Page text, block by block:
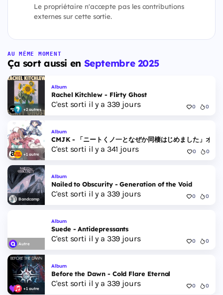
Le propriétaire n'accepte pas les contributions
externes sur cette sortie.
AU MÊME MOMENT
Ça sort aussi en Septembre 2025
+2 autres
Album
Rachel Kitchlew - Flirty Ghost
C'est sorti il y a 339 jours 0 0
+1 autre
Album
CMJK - 「ニートくノ一となぜか同棲はじめました」オリ
C'est sorti il y a 341 jours 0 0
Bandcamp
Album
Nailed to Obscurity - Generation of the Void
C'est sorti il y a 339 jours 0 0
Autre
Album
Suede - Antidepressants
C'est sorti il y a 339 jours 0 0
+1 autre
Album
Before the Dawn - Cold Flare Eternal
C'est sorti il y a 339 jours 0 0